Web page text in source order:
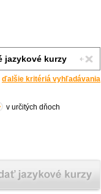
ďalšie kritériá vyhľadávania
v určitých dňoch